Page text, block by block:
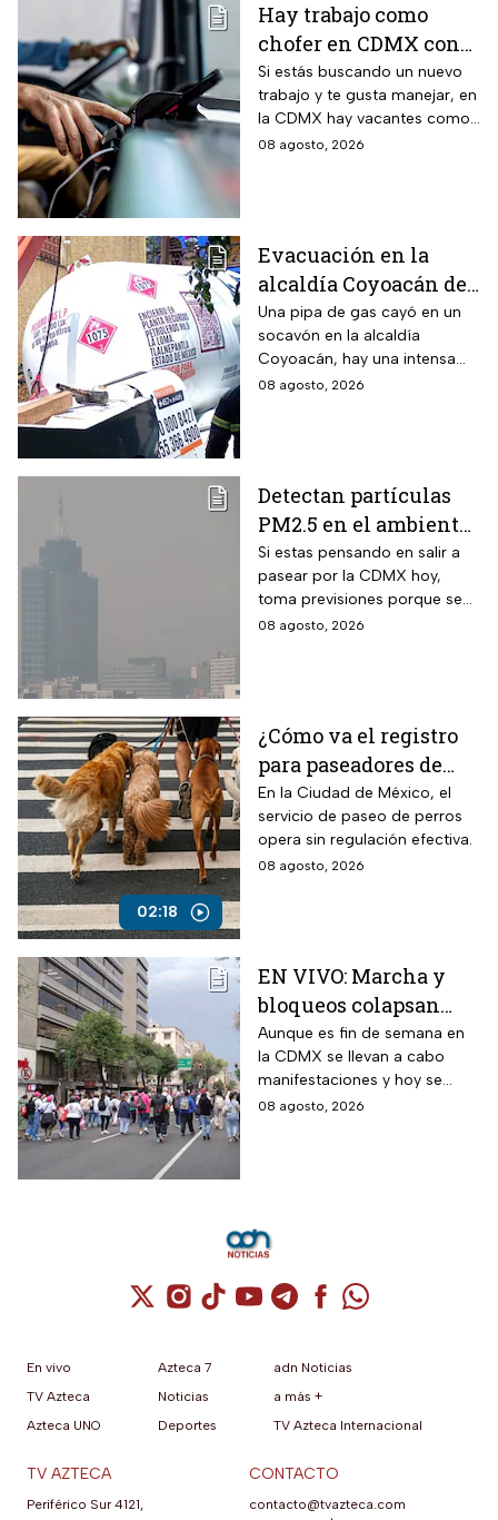
Hay trabajo como
chofer en CDMX con
sueldo de 13 mil 500
pesos; requisitos para
aplicar
Si estás buscando un nuevo
trabajo y te gusta manejar, en
la CDMX hay vacantes como
chofer y aquí te decimos
08 agosto, 2026
Evacuación en la
alcaldía Coyoacán de
CDMX tras caída de
una pipa en un
socavón
Una pipa de gas cayó en un
socavón en la alcaldía
Coyoacán, hay una intensa
movilización de servicios de
08 agosto, 2026
Detectan partículas
PM2.5 en el ambiente;
así esta la calidad del
aire hoy en la CDMX
Si estas pensando en salir a
pasear por la CDMX hoy,
toma previsiones porque se
detectaron partículas
08 agosto, 2026
02:18
¿Cómo va el registro
para paseadores de
perros?
En la Ciudad de México, el
servicio de paseo de perros
opera sin regulación efectiva.
08 agosto, 2026
EN VIVO: Marcha y
bloqueos colapsan
calles de CDMX hoy
sábado
Aunque es fin de semana en
la CDMX se llevan a cabo
manifestaciones y hoy se
tienen previstos bloqueos en
08 agosto, 2026
Cuenta de X / Twitter (se abre en una
Cuenta de Instagram (se abre en una
Cuenta de TikTok (se abre en
Cuenta de YouTube (se abre
Cuenta de Telegram (se
Cuenta de
Cuenta de
En vivo
TV Azteca
Azteca UNO
Azteca 7
Noticias
Deportes
adn Noticias
a más +
TV Azteca Internacional
TV AZTECA
Periférico Sur 4121,
CONTACTO
contacto@tvazteca.com